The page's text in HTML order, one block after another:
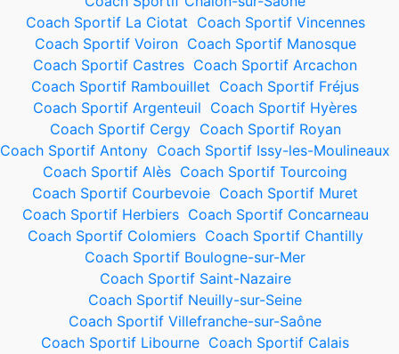
Coach Sportif La Ciotat Coach Sportif Vincennes
Coach Sportif Voiron Coach Sportif Manosque
Coach Sportif Castres Coach Sportif Arcachon
Coach Sportif Rambouillet Coach Sportif Fréjus
Coach Sportif Argenteuil Coach Sportif Hyères
Coach Sportif Cergy Coach Sportif Royan
Coach Sportif Antony Coach Sportif Issy-les-Moulineaux
Coach Sportif Alès Coach Sportif Tourcoing
Coach Sportif Courbevoie Coach Sportif Muret
Coach Sportif Herbiers Coach Sportif Concarneau
Coach Sportif Colomiers Coach Sportif Chantilly
Coach Sportif Boulogne-sur-Mer
Coach Sportif Saint-Nazaire
Coach Sportif Neuilly-sur-Seine
Coach Sportif Villefranche-sur-Saône
Coach Sportif Libourne Coach Sportif Calais